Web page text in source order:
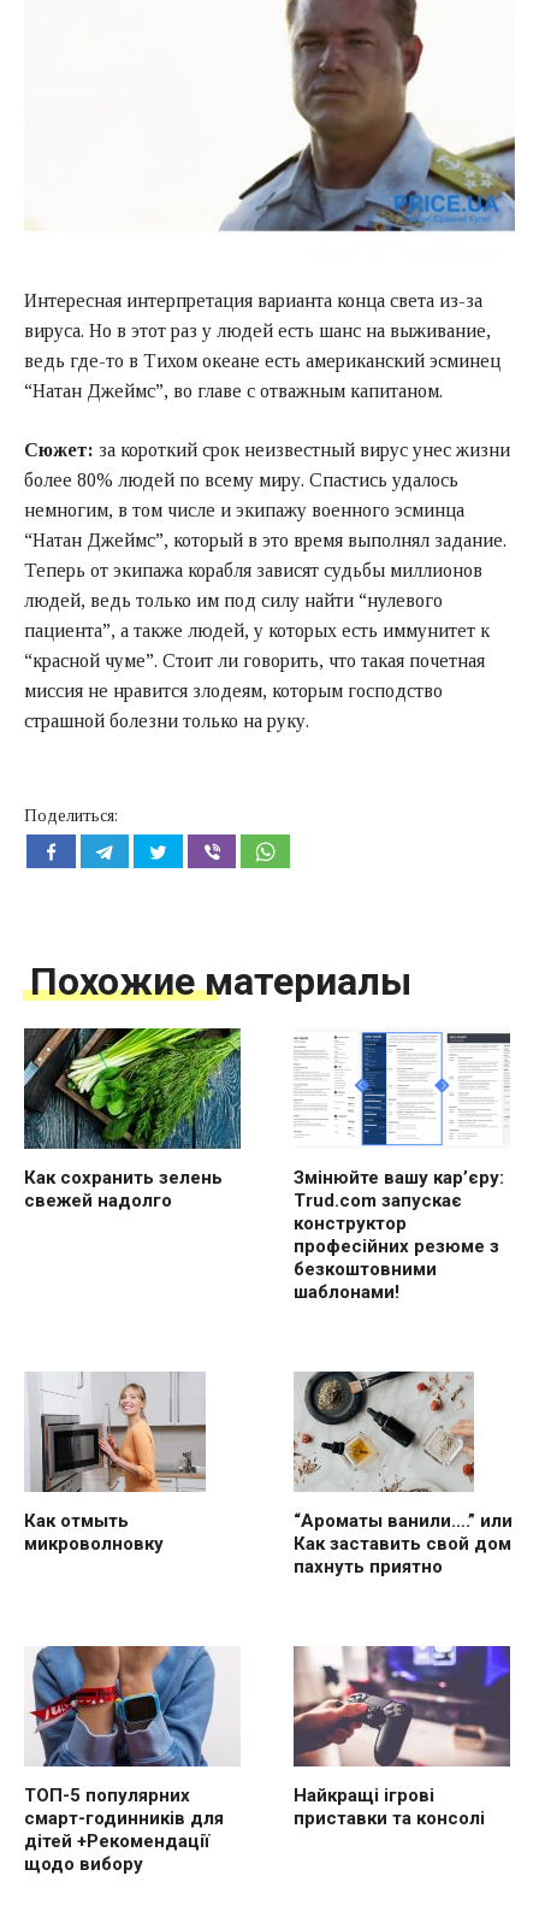
Интересная интерпретация варианта конца света из-за
вируса. Но в этот раз у людей есть шанс на выживание,
ведь где-то в Тихом океане есть американский эсминец
“Натан Джеймс”, во главе с отважным капитаном.
Сюжет: за короткий срок неизвестный вирус унес жизни
более 80% людей по всему миру. Спастись удалось
немногим, в том числе и экипажу военного эсминца
“Натан Джеймс”, который в это время выполнял задание.
Теперь от экипажа корабля зависят судьбы миллионов
людей, ведь только им под силу найти “нулевого
пациента”, а также людей, у которых есть иммунитет к
“красной чуме”. Стоит ли говорить, что такая почетная
миссия не нравится злодеям, которым господство
страшной болезни только на руку.
Поделиться:
Похожие материалы
Как сохранить зелень
свежей надолго
Змінюйте вашу кар’єру:
Trud.com запускає
конструктор
професійних резюме з
безкоштовними
шаблонами!
Как отмыть
микроволновку
“Ароматы ванили….” или
Как заставить свой дом
пахнуть приятно
ТОП-5 популярних
смарт-годинників для
дітей +Рекомендації
щодо вибору
Найкращі ігрові
приставки та консолі